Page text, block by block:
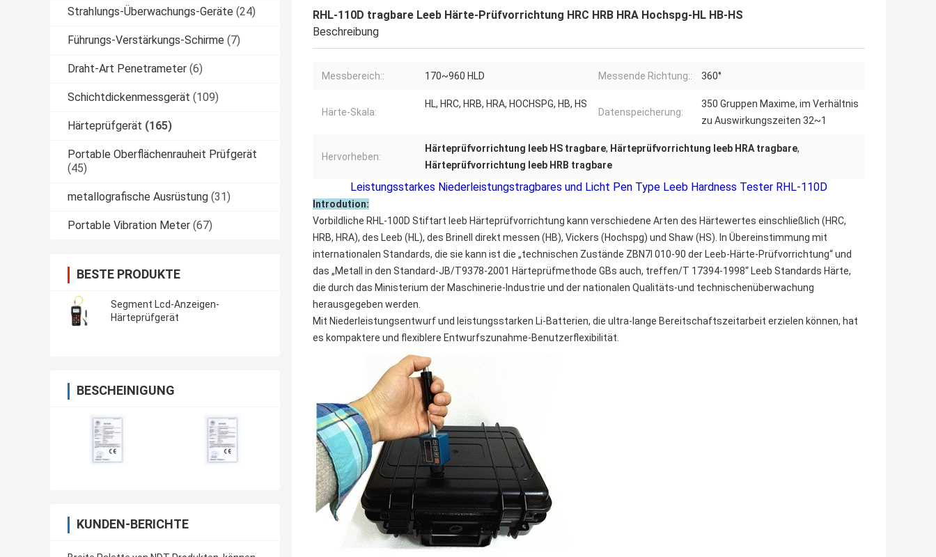
Strahlungs-Überwachungs-Geräte (24)
Führungs-Verstärkungs-Schirme (7)
Draht-Art Penetrameter (6)
Schichtdickenmessgerät (109)
Härteprüfgerät (165)
Portable Oberflächenrauheit Prüfgerät
(45)
metallografische Ausrüstung (31)
Portable Vibration Meter (67)
BESTE PRODUKTE
Segment Lcd-Anzeigen-
Härteprüfgerät
BESCHEINIGUNG
KUNDEN-BERICHTE
RHL-110D tragbare Leeb Härte-Prüfvorrichtung HRC HRB HRA Hochspg-HL HB-HS
Beschreibung
Messbereich:: 170~960 HLD Messende Richtung:: 360°
Härte-Skala:
HL, HRC, HRB, HRA, HOCHSPG, HB, HS
Datenspeicherung:
350 Gruppen Maxime, im Verhältnis
zu Auswirkungszeiten 32~1
Hervorheben:
Härteprüfvorrichtung leeb HS tragbare, Härteprüfvorrichtung leeb HRA tragbare,
Härteprüfvorrichtung leeb HRB tragbare
Leistungsstarkes Niederleistungstragbares und Licht Pen Type Leeb Hardness Tester RHL-110D
Introdution:
Vorbildliche RHL-100D Stiftart leeb Härteprüfvorrichtung kann verschiedene Arten des Härtewertes einschließlich (HRC,
HRB, HRA), des Leeb (HL), des Brinell direkt messen (HB), Vickers (Hochspg) und Shaw (HS). In Übereinstimmung mit
internationalen Standards, die sie kann ist die „technischen Zustände ZBN7l 010-90 der Leeb-Härte-Prüfvorrichtung“ und
das „Metall in den Standard-JB/T9378-2001 Härteprüfmethode GBs auch, treffen/T 17394-1998“ Leeb Standards Härte,
die durch das Ministerium der Maschinerie-Industrie und der nationalen Qualitäts-und technischenüberwachung
herausgegeben werden.
Mit Niederleistungsentwurf und leistungsstarken Li-Batterien, die ultra-lange Bereitschaftszeitarbeit erzielen können, hat
es kompaktere und flexiblere Entwurfszunahme-Benutzerflexibilität.